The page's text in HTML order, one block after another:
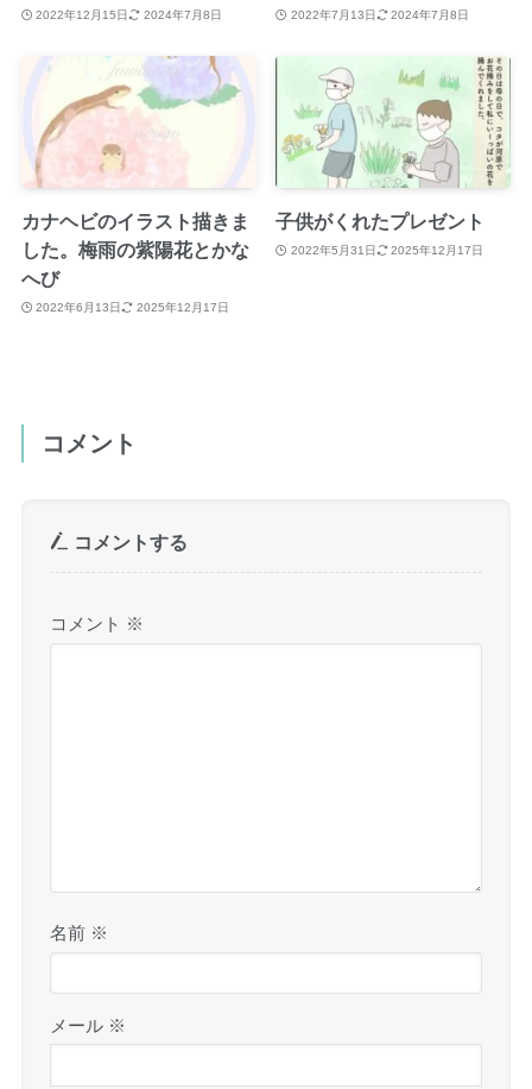
2022年12月15日 2024年7月8日 2022年7月13日 2024年7月8日
カナヘビのイラスト描きま
した。梅雨の紫陽花とかな
へび
2022年6月13日 2025年12月17日
子供がくれたプレゼント
2022年5月31日 2025年12月17日
コメント
コメントする
コメント ※
名前 ※
メール ※